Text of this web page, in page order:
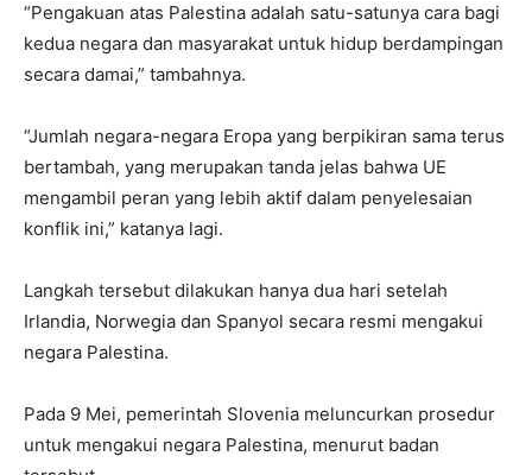
“Pengakuan atas Palestina adalah satu-satunya cara bagi
kedua negara dan masyarakat untuk hidup berdampingan
secara damai,” tambahnya.
“Jumlah negara-negara Eropa yang berpikiran sama terus
bertambah, yang merupakan tanda jelas bahwa UE
mengambil peran yang lebih aktif dalam penyelesaian
konflik ini,” katanya lagi.
Langkah tersebut dilakukan hanya dua hari setelah
Irlandia, Norwegia dan Spanyol secara resmi mengakui
negara Palestina.
Pada 9 Mei, pemerintah Slovenia meluncurkan prosedur
untuk mengakui negara Palestina, menurut badan